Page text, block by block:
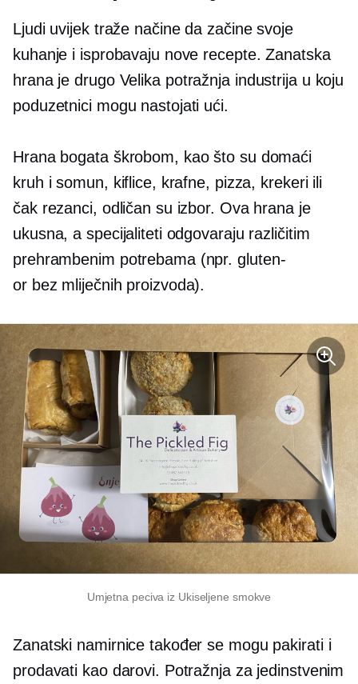
Ljudi uvijek traže načine da začine svoje
kuhanje i isprobavaju nove recepte. Zanatska
hrana je drugo Velika potražnjaindustrija u koju
poduzetnici mogu nastojati ući.
Hrana bogata škrobom, kao što su domaći
kruh i somun, kiflice, krafne, pizza, krekeri ili
čak rezanci, odličan su izbor. Ova hrana je
ukusna, a specijaliteti odgovaraju različitim
prehrambenim potrebama (npr.gluten-
or bez mliječnih proizvoda).
Umjetna peciva iz Ukiseljene smokve
Zanatski namirnice također se mogu pakirati i
prodavati kao darovi. Potražnja za jedinstvenim